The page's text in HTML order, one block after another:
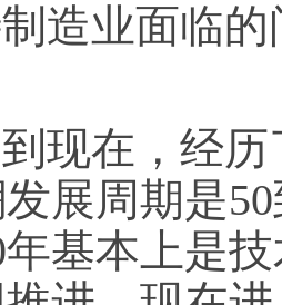
造业面临
现在，经
展周期是
基本上是